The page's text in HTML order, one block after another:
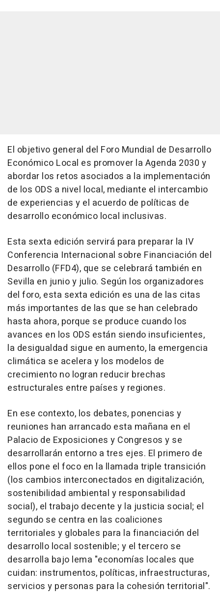
El objetivo general del Foro Mundial de Desarrollo
Económico Local es promover la Agenda 2030 y
abordar los retos asociados a la implementación
de los ODS a nivel local, mediante el intercambio
de experiencias y el acuerdo de políticas de
desarrollo económico local inclusivas.
Esta sexta edición servirá para preparar la IV
Conferencia Internacional sobre Financiación del
Desarrollo (FFD4), que se celebrará también en
Sevilla en junio y julio. Según los organizadores
del foro, esta sexta edición es una de las citas
más importantes de las que se han celebrado
hasta ahora, porque se produce cuando los
avances en los ODS están siendo insuficientes,
la desigualdad sigue en aumento, la emergencia
climática se acelera y los modelos de
crecimiento no logran reducir brechas
estructurales entre países y regiones.
En ese contexto, los debates, ponencias y
reuniones han arrancado esta mañana en el
Palacio de Exposiciones y Congresos y se
desarrollarán entorno a tres ejes. El primero de
ellos pone el foco en la llamada triple transición
(los cambios interconectados en digitalización,
sostenibilidad ambiental y responsabilidad
social), el trabajo decente y la justicia social; el
segundo se centra en las coaliciones
territoriales y globales para la financiación del
desarrollo local sostenible; y el tercero se
desarrolla bajo lema "economías locales que
cuidan: instrumentos, políticas, infraestructuras,
servicios y personas para la cohesión territorial".